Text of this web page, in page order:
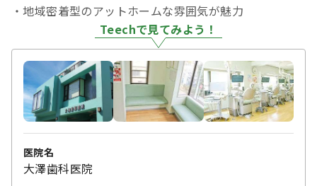
・地域密着型のアットホームな雰囲気が魅力
Teechで見てみよう！
医院名
大澤歯科医院